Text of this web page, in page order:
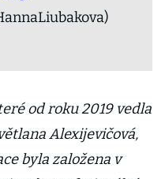
od roku 2019 vedla
Alexijevičová,
byla založena v